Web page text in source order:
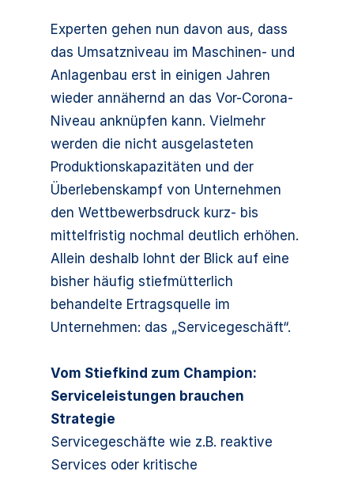
Experten gehen nun davon aus, dass
das Umsatzniveau im Maschinen- und
Anlagenbau erst in einigen Jahren
wieder annähernd an das Vor-Corona-
Niveau anknüpfen kann. Vielmehr
werden die nicht ausgelasteten
Produktionskapazitäten und der
Überlebenskampf von Unternehmen
den Wettbewerbsdruck kurz- bis
mittelfristig nochmal deutlich erhöhen.
Allein deshalb lohnt der Blick auf eine
bisher häufig stiefmütterlich
behandelte Ertragsquelle im
Unternehmen: das „Servicegeschäft“.
Vom Stiefkind zum Champion:
Serviceleistungen brauchen
Strategie
Servicegeschäfte wie z.B. reaktive
Services oder kritische